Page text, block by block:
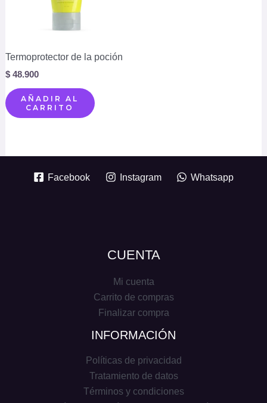
Termoprotector de la poción
$48.900
AÑADIR AL
CARRITO
Facebook Instagram Whatsapp
CUENTA
Mi cuenta
Carrito de compras
Finalizar compra
INFORMACIÓN
Políticas de privacidad
Tratamiento de datos
Términos y condiciones